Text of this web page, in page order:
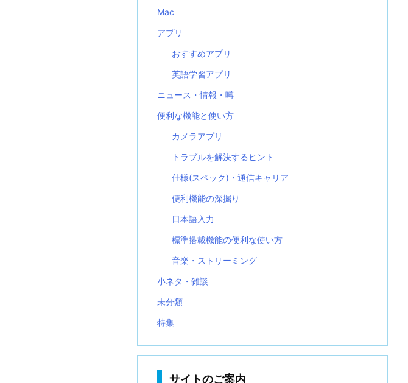
Mac
アプリ
おすすめアプリ
英語学習アプリ
ニュース・情報・噂
便利な機能と使い方
カメラアプリ
トラブルを解決するヒント
仕様(スペック)・通信キャリア
便利機能の深掘り
日本語入力
標準搭載機能の便利な使い方
音楽・ストリーミング
小ネタ・雑談
未分類
特集
サイトのご案内